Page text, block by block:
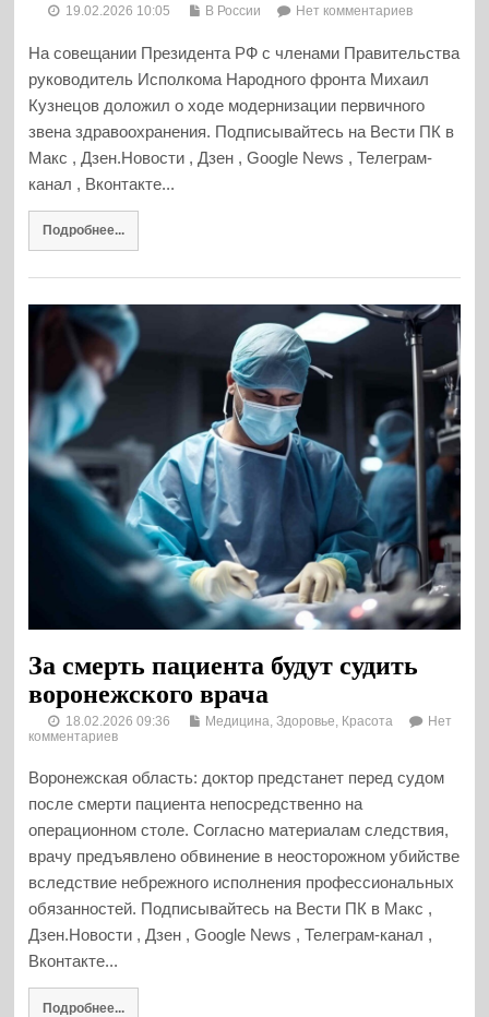
19.02.2026 10:05 В России Нет комментариев
На совещании Президента РФ с членами Правительства
руководитель Исполкома Народного фронта Михаил
Кузнецов доложил о ходе модернизации первичного
звена здравоохранения. Подписывайтесь на Вести ПК в
Макс , Дзен.Новости , Дзен , Google News , Телеграм-
канал , Вконтакте...
Подробнее...
За смерть пациента будут судить
воронежского врача
18.02.2026 09:36 Медицина, Здоровье, Красота
Нет
комментариев
Воронежская область: доктор предстанет перед судом
после смерти пациента непосредственно на
операционном столе. Согласно материалам следствия,
врачу предъявлено обвинение в неосторожном убийстве
вследствие небрежного исполнения профессиональных
обязанностей. Подписывайтесь на Вести ПК в Макс ,
Дзен.Новости , Дзен , Google News , Телеграм-канал ,
Вконтакте...
Подробнее...